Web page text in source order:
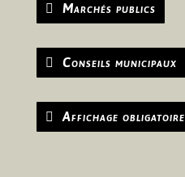
Marchés publics
Conseils municipaux
Affichage obligatoire